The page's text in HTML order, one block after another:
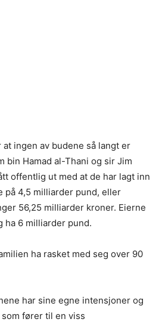
ingen av budene så langt er
bin Hamad al-Thani og sir Jim
offentlig ut med at de har lagt inn
på 4,5 milliarder pund, eller
56,25 milliarder kroner. Eierne
ha 6 milliarder pund.
ha rasket med seg over 90
har sine egne intensjoner og
fører til en viss